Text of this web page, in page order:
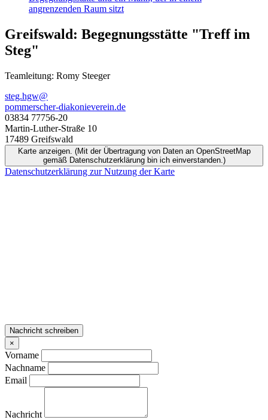
Greifswald: Begegnungsstätte "Treff im
Steg"
Teamleitung: Romy Steeger
steg.hgw@
pommerscher-diakonieverein.de
03834 77756-20
Martin-Luther-Straße 10
17489 Greifswald
Karte anzeigen. (Mit der Übertragung von Daten an OpenStreetMap
gemäß Datenschutzerklärung bin ich einverstanden.)
Datenschutzerklärung zur Nutzung der Karte
Nachricht schreiben
×
Vorname
Nachname
Email
Nachricht